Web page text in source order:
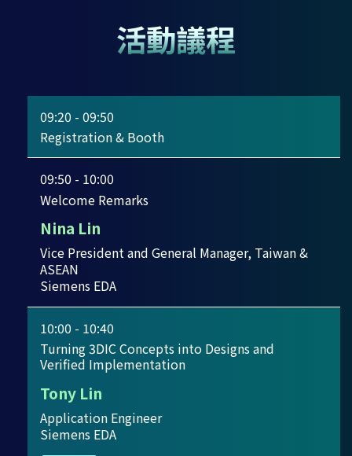
活動議程
09:20 - 09:50
Registration & Booth
09:50 - 10:00
Welcome Remarks
Nina Lin
Vice President and General Manager, Taiwan &
ASEAN
Siemens EDA
10:00 - 10:40
Turning 3DIC Concepts into Designs and
Verified Implementation
Tony Lin
Application Engineer
Siemens EDA